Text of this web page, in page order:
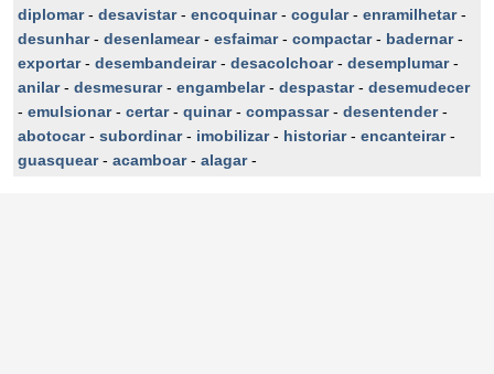
diplomar- desavistar- encoquinar- cogular- enramilhetar-
desunhar- desenlamear- esfaimar- compactar- badernar-
exportar- desembandeirar- desacolchoar- desemplumar-
anilar- desmesurar- engambelar- despastar- desemudecer
- emulsionar- certar- quinar- compassar- desentender-
abotocar- subordinar- imobilizar- historiar- encanteirar-
guasquear- acamboar- alagar-